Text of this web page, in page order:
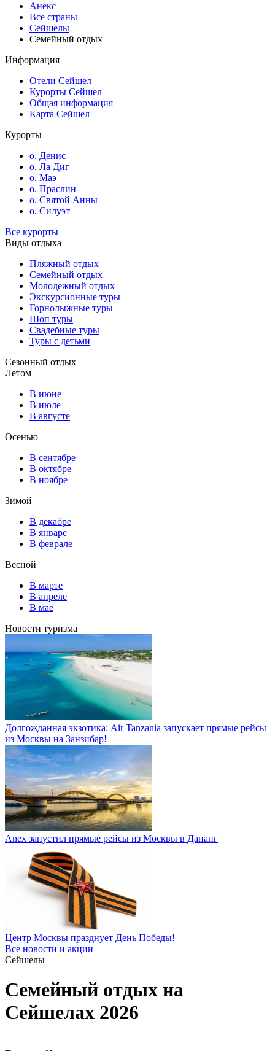
Анекс
Все страны
Сейшелы
Семейный отдых
Информация
Отели Сейшел
Курорты Сейшел
Общая информация
Карта Сейшел
Курорты
о. Денис
о. Ла Диг
о. Маэ
о. Праслин
о. Святой Анны
о. Силуэт
Все курорты
Виды отдыха
Пляжный отдых
Семейный отдых
Молодежный отдых
Экскурсионные туры
Горнолыжные туры
Шоп туры
Свадебные туры
Туры с детьми
Сезонный отдых
Летом
В июне
В июле
В августе
Осенью
В сентябре
В октябре
В ноябре
Зимой
В декабре
В январе
В феврале
Весной
В марте
В апреле
В мае
Новости туризма
Долгожданная экзотика: Air Tanzania запускает прямые рейсы
из Москвы на Занзибар!
Anex запустил прямые рейсы из Москвы в Дананг
Центр Москвы празднует День Победы!
Все новости и акции
Сейшелы
Семейный отдых на
Сейшелах 2026